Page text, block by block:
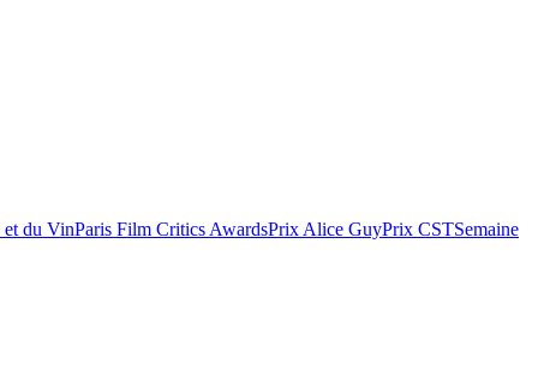
et du VinParis Film Critics AwardsPrix Alice GuyPrix CSTSemaine